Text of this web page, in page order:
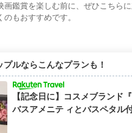
画鑑賞を楽しむ前に、ぜひこちら
もおすすめです。
プルならこんなプランも！
【記念日に】コスメブランド
バスアメニテ ィとバスペタル